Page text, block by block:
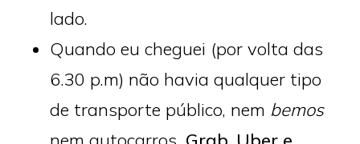
lado.
Quando eu cheguei (por volta das
6.30 p.m) não havia qualquer tipo
de transporte público, nem bemos